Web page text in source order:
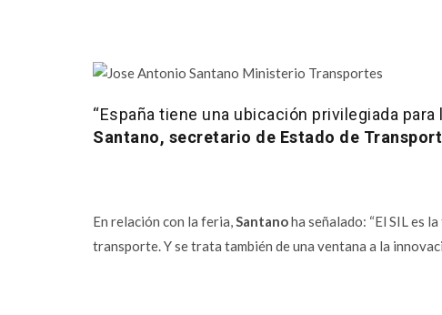
“España tiene una ubicación privilegiada
Santano, secretario de Estado de
En relación con la feria,Santanoha señalado: “El SIL es
transporte. Y se trata también de una ventana a la